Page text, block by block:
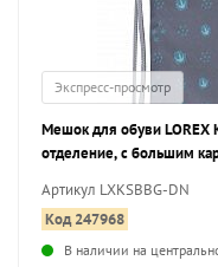
Экспресс-просмотр
Мешок для обуви LOREX
отделение, с большим
Артикул LXKSBBG-DN
Код 247968
В наличии на